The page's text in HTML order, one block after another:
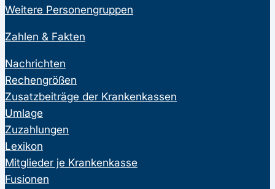
Weitere Personengruppen
Zahlen & Fakten
Nachrichten
Rechengrößen
Zusatzbeiträge der Krankenkassen
Umlage
Zuzahlungen
Lexikon
Mitglieder je Krankenkasse
Fusionen